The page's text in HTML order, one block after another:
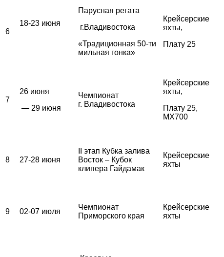
6
18-23 июня
Парусная регата
г.Владивостока
«Традиционная 50-ти
мильная гонка»
Крейсерские
яхты,
Плату 25
7
26 июня
— 29 июня
Чемпионат
г. Владивостока
Крейсерские
яхты,
Плату 25,
MX700
8 27-28 июня
II этап Кубка залива
Восток – Кубок
клипера Гайдамак
Крейсерские
яхты
9 02-07 июля
Чемпионат
Приморского края
Крейсерские
яхты